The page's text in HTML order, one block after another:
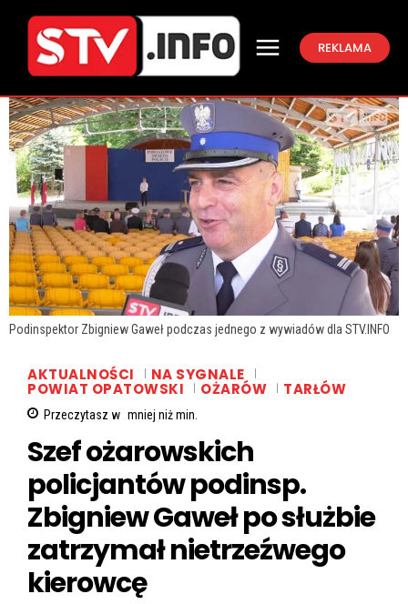
REKLAMA
Podinspektor Zbigniew Gaweł podczas jednego z wywiadów dla STV.INFO
AKTUALNOŚCI NA SYGNALE
POWIAT OPATOWSKI OŻARÓW TARŁÓW
Przeczytasz w mniej niżmin.
Szef ożarowskich
policjantów podinsp.
Zbigniew Gaweł po służbie
zatrzymał nietrzeźwego
kierowcę